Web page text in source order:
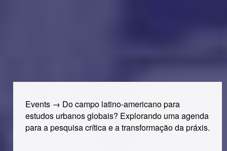
Events→ Do campo latino-americano para
estudos urbanos globais? Explorando uma agenda
para a pesquisa crítica e a transformação da práxis.